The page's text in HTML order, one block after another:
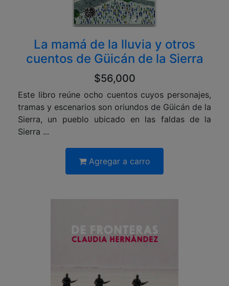
La mamá de la lluvia y otros
cuentos de Güicán de la Sierra
$56,000
Este libro reúne ocho cuentos cuyos personajes,
tramas y escenarios son oriundos de Güicán de la
Sierra, un pueblo ubicado en las faldas de la
Sierra ...
Agregar a carro